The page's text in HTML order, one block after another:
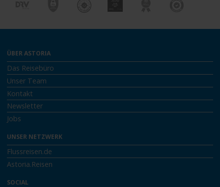
ÜBER ASTORIA
Das Reisebüro
Unser Team
Kontakt
Newsletter
Jobs
UNSER NETZWERK
Flussreisen.de
Astoria.Reisen
SOCIAL